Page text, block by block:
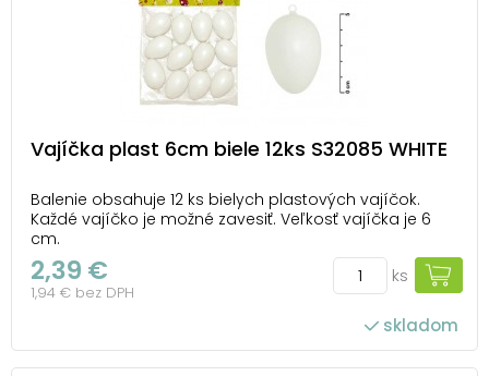
Vajíčka plast 6cm biele 12ks S32085 WHITE
Balenie obsahuje 12 ks bielych plastových vajíčok.
Každé vajíčko je možné zavesiť. Veľkosť vajíčka je 6
cm.
2,39 €
1,94 € bez DPH
ks
skladom